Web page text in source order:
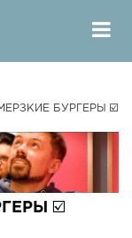
БУРГЕРЫ ☑️
☑️